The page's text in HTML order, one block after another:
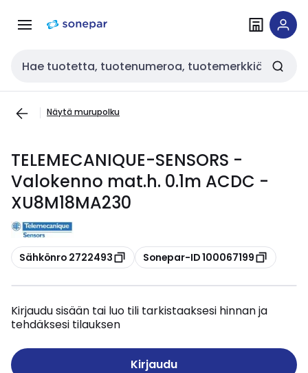
navigointiinsisältöön
Haku
Näytä murupolku
TELEMECANIQUE-SENSORS -
Valokenno mat.h. 0.1m ACDC -
XU8M18MA230
Kopioi
Sähkönro 2722493 Kopioi
Sonepar-ID 100067199
Kirjaudu sisään tai luo tili tarkistaaksesi hinnan ja
tehdäksesi tilauksen
Kirjaudu